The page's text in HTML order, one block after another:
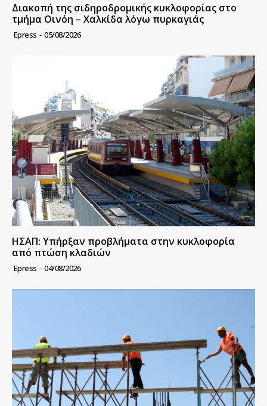
Διακοπή της σιδηροδρομικής κυκλοφορίας στο
τμήμα Οινόη – Χαλκίδα λόγω πυρκαγιάς
Epress - 05/08/2026
ΗΣΑΠ: Υπήρξαν προβλήματα στην κυκλοφορία
από πτώση κλαδιών
Epress - 04/08/2026